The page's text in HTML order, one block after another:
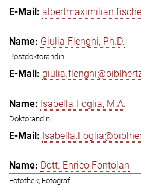
Giulia Flenghi, Ph.D.
Postdoktorandin
Isabella Foglia, M.A.
Doktorandin
Dott. Enrico Fontolan
Fotothek, Fotograf